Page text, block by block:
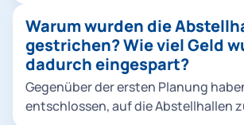
lebenswerter zu machen und zudem
Klimaschutzvorgaben gerecht zu
ist dabei ein zentraler Baustein für
Ausbau. Die politisch beschlossenen
Neubaustrecken erfordern mehr
zuletzt wurden 2019 insgesamt 73
Warum wurden die
gestrichen? Wie viel Geld
dadurch eingespart?
Gegenüber der ersten Planung
entschlossen, auf die Abstellhallen